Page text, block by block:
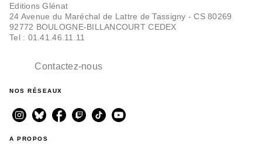
Editions Glénat
24 Avenue du Maréchal de Lattre de Tassigny - CS 80269
92772 BOULOGNE-BILLANCOURT CEDEX
Tel : 01.41.46.11.11
Contactez-nous
NOS RÉSEAUX
A PROPOS